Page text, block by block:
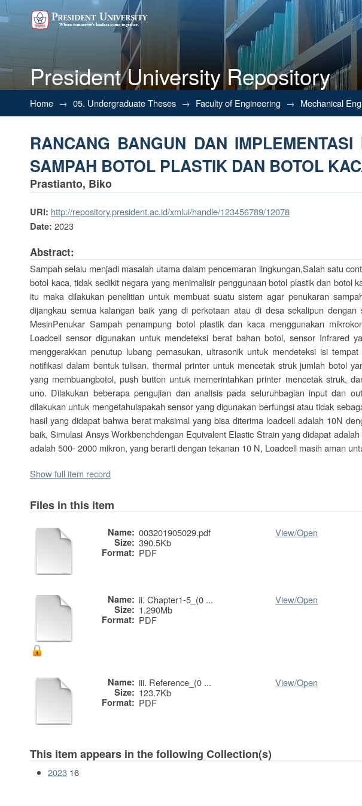
President University Repository
RANCANG BANGUN DAN
Home → 05. Undergraduate Theses → Faculty of Engineering → Mechanical
RANCANG BANGUN DAN
SAMPAH BOTOL PLASTIK DAN BOTOL
Prastianto, Biko
URI: http://repository.president.ac.id/xmlui/handle/123456789/12078
Date: 2023
Abstract:
Sampah selalu menjadi masalah utama dalam pencemaran lingkungan,Salah satu
botol kaca, tidak sedikit negara yang menimalisir penggunaan botol plastik dan botol
itu maka dilakukan penelitian untuk membuat suatu sistem agar penukaran
dijangkau semua kalangan baik yang di perkotaan atau di desa sekalipun dengan
MesinPenukar Sampah penampung botol plastik dan kaca menggunakan
Loadcell sensor digunakan untuk mendeteksi berat bahan botol, sensor Infrared
menggerakkan penutup lubang pemasukan, ultrasonik untuk mendeteksi isi
notifikasi dalam bentuk tulisan, thermal printer untuk mencetak struk jumlah botol
yang membuangbotol, push button untuk memerintahkan printer mencetak struk,
uno. Dilakukan beberapa pengujian dan analisis pada seluruhbagian input dan
dilakukan untuk mengetahuiapakah sensor yang digunakan berfungsi atau tidak
hasil yang didapat bahwa berat maksimal yang bisa diterima loadcell adalah 10N
baik, Simulasi Ansys Workbenchdengan Equivalent Elastic Strain yang didapat
adalah 500- 2000 mikron, yang berarti dengan tekanan 10 N, Loadcell masih aman
Show full item record
Files in this item
Name: 003201905029.pdf
Size: 390.5Kb
Format: PDF
View/Open
Name: ii. Chapter1-5_(0 ...
Size: 1.290Mb
Format: PDF
View/Open
Name: iii. Reference_(0 ...
Size: 123.7Kb
Format: PDF
View/Open
This item appears in the following Collection(s)
2023 16